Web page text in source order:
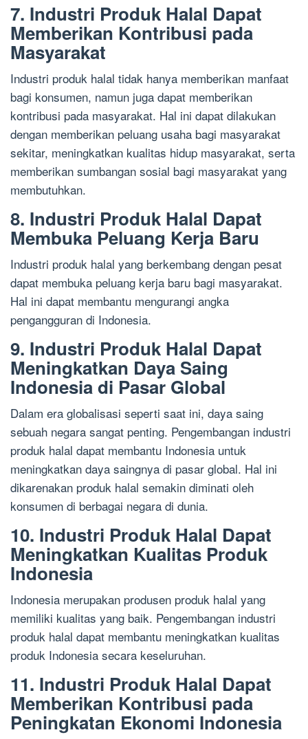
7. Industri Produk Halal Dapat
Memberikan Kontribusi pada
Masyarakat
Industri produk halal tidak hanya memberikan manfaat
bagi konsumen, namun juga dapat memberikan
kontribusi pada masyarakat. Hal ini dapat dilakukan
dengan memberikan peluang usaha bagi masyarakat
sekitar, meningkatkan kualitas hidup masyarakat, serta
memberikan sumbangan sosial bagi masyarakat yang
membutuhkan.
8. Industri Produk Halal Dapat
Membuka Peluang Kerja Baru
Industri produk halal yang berkembang dengan pesat
dapat membuka peluang kerja baru bagi masyarakat.
Hal ini dapat membantu mengurangi angka
pengangguran di Indonesia.
9. Industri Produk Halal Dapat
Meningkatkan Daya Saing
Indonesia di Pasar Global
Dalam era globalisasi seperti saat ini, daya saing
sebuah negara sangat penting. Pengembangan industri
produk halal dapat membantu Indonesia untuk
meningkatkan daya saingnya di pasar global. Hal ini
dikarenakan produk halal semakin diminati oleh
konsumen di berbagai negara di dunia.
10. Industri Produk Halal Dapat
Meningkatkan Kualitas Produk
Indonesia
Indonesia merupakan produsen produk halal yang
memiliki kualitas yang baik. Pengembangan industri
produk halal dapat membantu meningkatkan kualitas
produk Indonesia secara keseluruhan.
11. Industri Produk Halal Dapat
Memberikan Kontribusi pada
Peningkatan Ekonomi Indonesia